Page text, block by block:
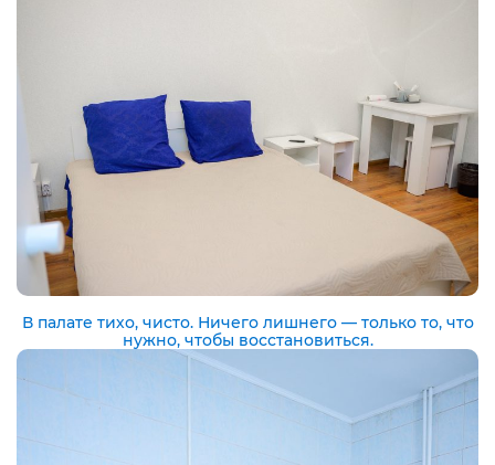
В палате тихо, чисто. Ничего лишнего — только то, что
нужно, чтобы восстановиться.